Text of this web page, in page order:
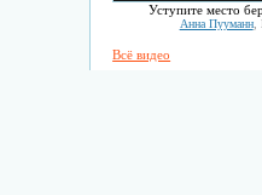
Уступите место
Анна Пууманн,
Всё видео